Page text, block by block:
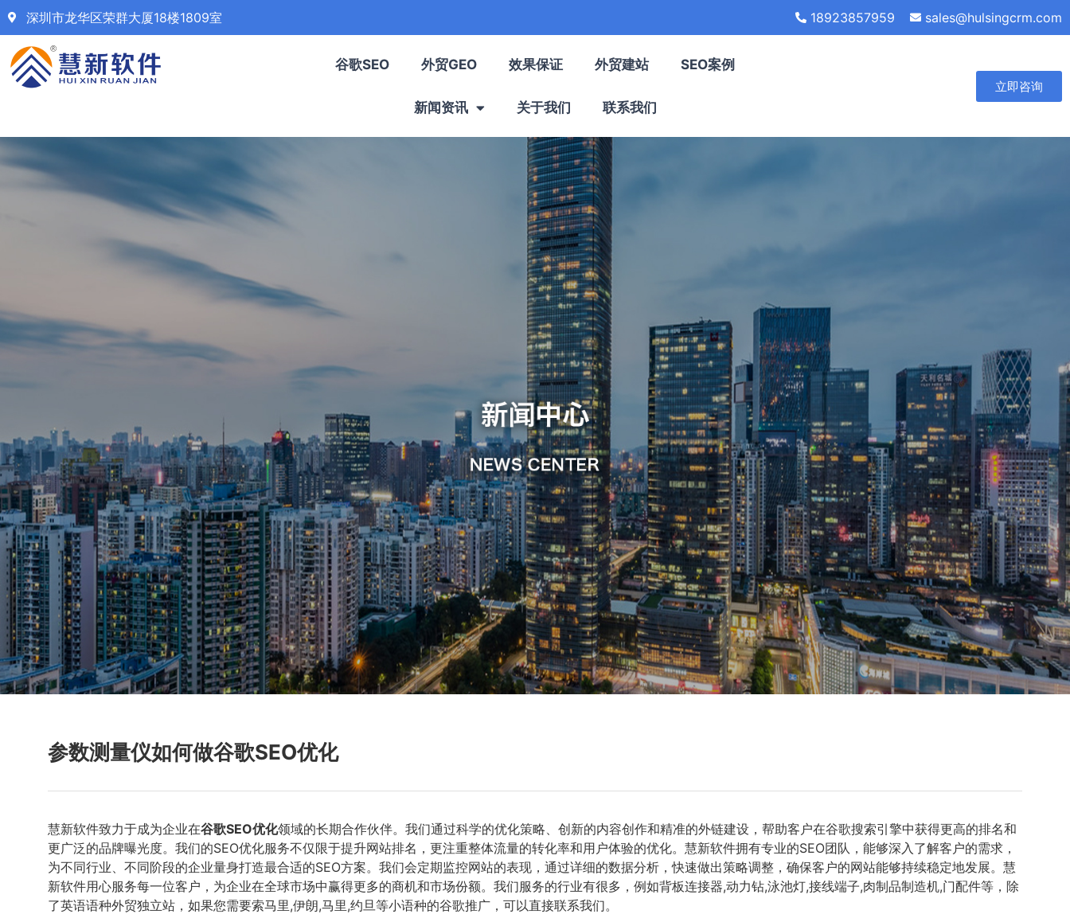
深圳市龙华区荣群大厦18楼1809室 18923857959 sales@hulsingcrm.com
谷歌SEO 外贸GEO 效果保证 外贸建站 SEO案例
新闻资讯 关于我们 联系我们
立即咨询
参数测量仪如何做谷歌SEO优化
慧新软件致力于成为企业在谷歌SEO优化领域的长期合作伙伴。我们通过科学的优化策略、创新的内容创作和精准的外链建设，帮助客户在谷歌搜索引擎中获得更高的排名和
更广泛的品牌曝光度。我们的SEO优化服务不仅限于提升网站排名，更注重整体流量的转化率和用户体验的优化。慧新软件拥有专业的SEO团队，能够深入了解客户的需求，
为不同行业、不同阶段的企业量身打造最合适的SEO方案。我们会定期监控网站的表现，通过详细的数据分析，快速做出策略调整，确保客户的网站能够持续稳定地发展。慧
新软件用心服务每一位客户，为企业在全球市场中赢得更多的商机和市场份额。我们服务的行业有很多，例如背板连接器,动力钻,泳池灯,接线端子,肉制品制造机,门配件等，除
了英语语种外贸独立站，如果您需要索马里,伊朗,马里,约旦等小语种的谷歌推广，可以直接联系我们。